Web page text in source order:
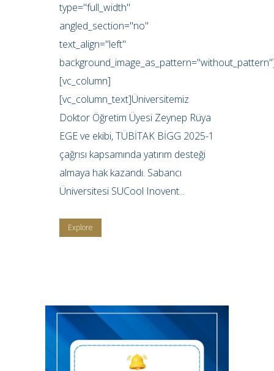
type="full_width"
angled_section="no"
text_align="left"
[vc_column]
[vc_column_text]Üniversitemiz
Doktor Öğretim Üyesi Zeynep Rüya
EGE ve ekibi, TÜBİTAK BİGG 2025-1
çağrısı kapsamında yatırım desteği
almaya hak kazandı. Sabancı
Üniversitesi SUCool Inovent...
Explore